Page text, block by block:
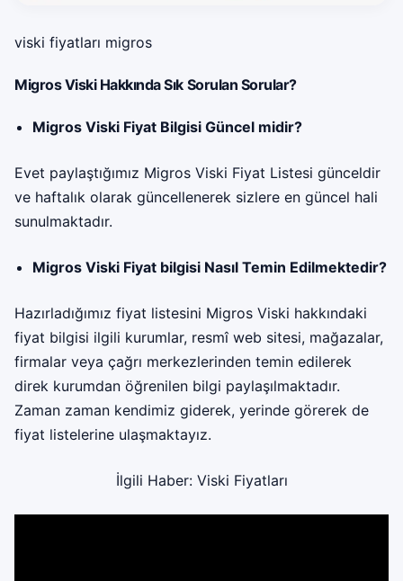
viski fiyatları migros
Migros Viski Hakkında Sık Sorulan Sorular?
Migros Viski Fiyat Bilgisi Güncel midir?
Evet paylaştığımız Migros Viski Fiyat Listesi günceldir
ve haftalık olarak güncellenerek sizlere en güncel hali
sunulmaktadır.
Migros Viski Fiyat bilgisi Nasıl Temin Edilmektedir?
Hazırladığımız fiyat listesini Migros Viski hakkındaki
fiyat bilgisi ilgili kurumlar, resmî web sitesi, mağazalar,
firmalar veya çağrı merkezlerinden temin edilerek
direk kurumdan öğrenilen bilgi paylaşılmaktadır.
Zaman zaman kendimiz giderek, yerinde görerek de
fiyat listelerine ulaşmaktayız.
İlgili Haber: Viski Fiyatları